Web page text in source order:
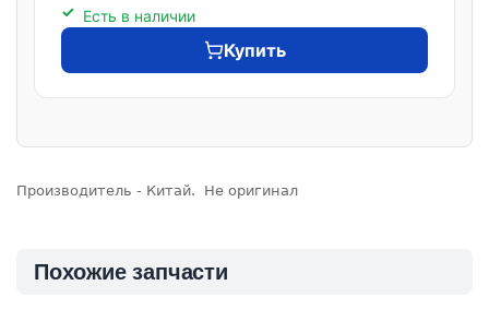
Есть в наличии
Купить
Производитель - Китай. Не оригинал
Похожие запчасти